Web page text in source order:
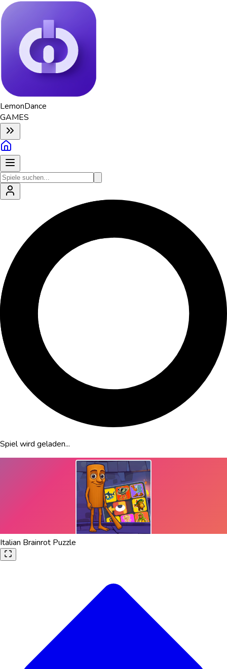
LemonDance
GAMES
Spiel wird geladen...
Italian Brainrot Puzzle